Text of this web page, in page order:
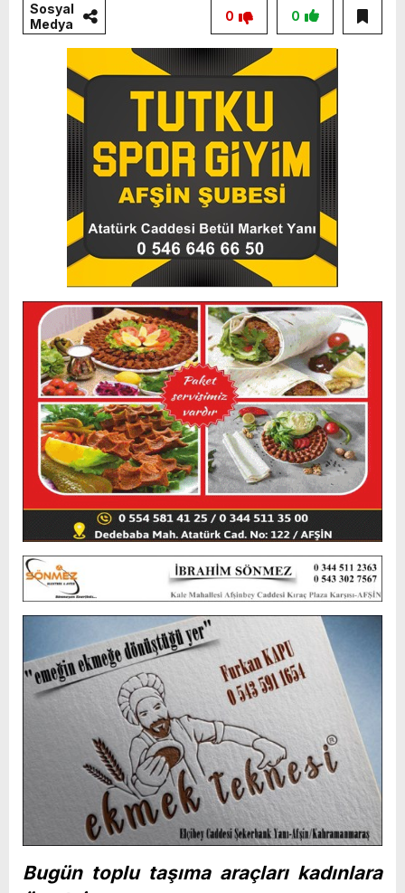
Sosyal
Medya
0
0
Bugün toplu taşıma araçları kadınlara